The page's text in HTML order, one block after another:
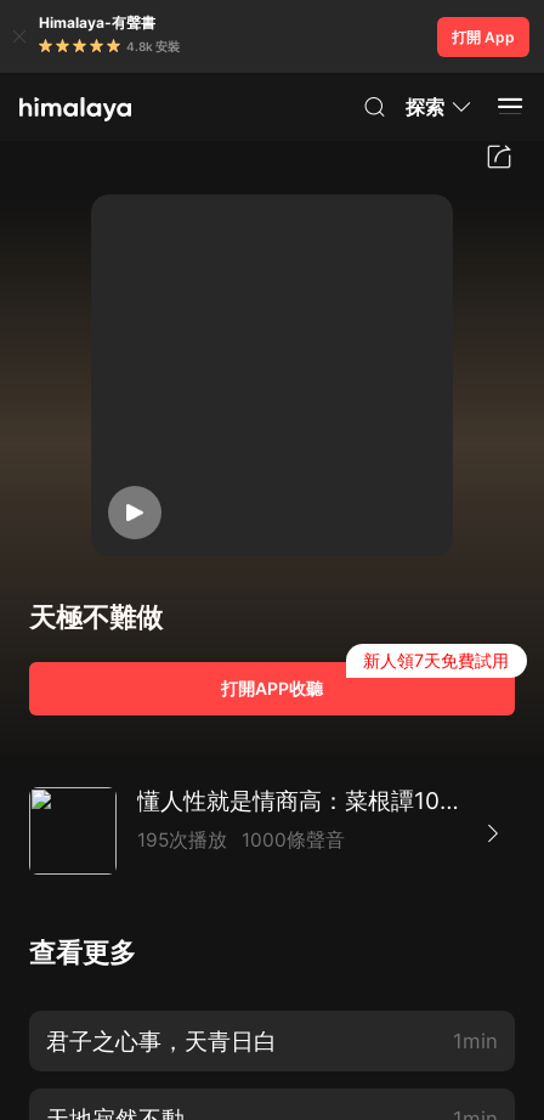
Himalaya-有聲書
4.8k 安裝
打開 App
探索
天極不難做
打開APP收聽
新人領7天免費試用
懂人性就是情商高：菜根譚1000個人性智慧
195次播放 1000條聲音
查看更多
君子之心事，天青日白 1min